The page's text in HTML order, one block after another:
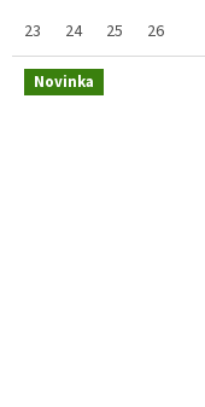
23
24 25 26
Novinka